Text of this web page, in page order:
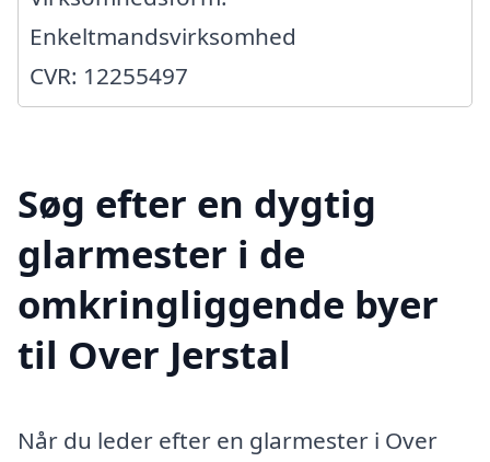
Enkeltmandsvirksomhed
CVR: 12255497
Søg efter en dygtig
glarmester i de
omkringliggende byer
til Over Jerstal
Når du leder efter en glarmester i Over